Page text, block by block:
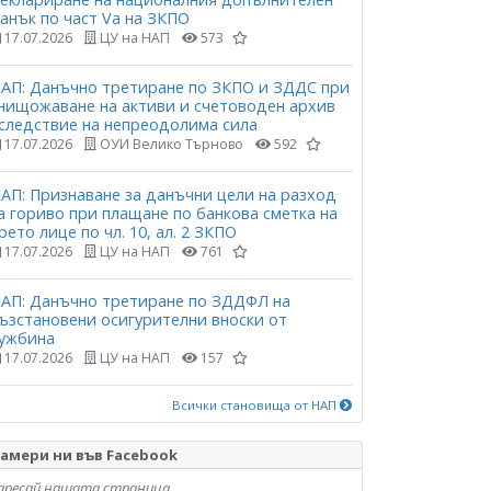
по част Vа на ЗКПО
17.07.2026 ЦУ на НАП 573
Данъчно третиране по ЗКПО и ЗДДС при
на активи и счетоводен архив
на непреодолима сила
17.07.2026 ОУИ Велико Търново 592
Признаване за данъчни цели на разход
гориво при плащане по банкова сметка на
лице по чл. 10, ал. 2 ЗКПО
17.07.2026 ЦУ на НАП 761
Данъчно третиране по ЗДДФЛ на
осигурителни вноски от
17.07.2026 ЦУ на НАП 157
Всички становища от НАП
ни във Facebook